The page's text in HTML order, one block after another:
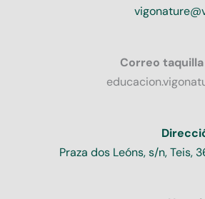
Correo
Praza dos Leóns, s/n, Teis,